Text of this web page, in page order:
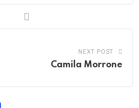
NEXT POST
Camila Morrone